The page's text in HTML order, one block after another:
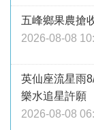
五峰鄉果農搶
2026-08-08
英仙座流星雨
樂水追星許願
2026-08-08